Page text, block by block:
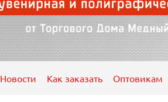
Новости Как заказать Оптовикам